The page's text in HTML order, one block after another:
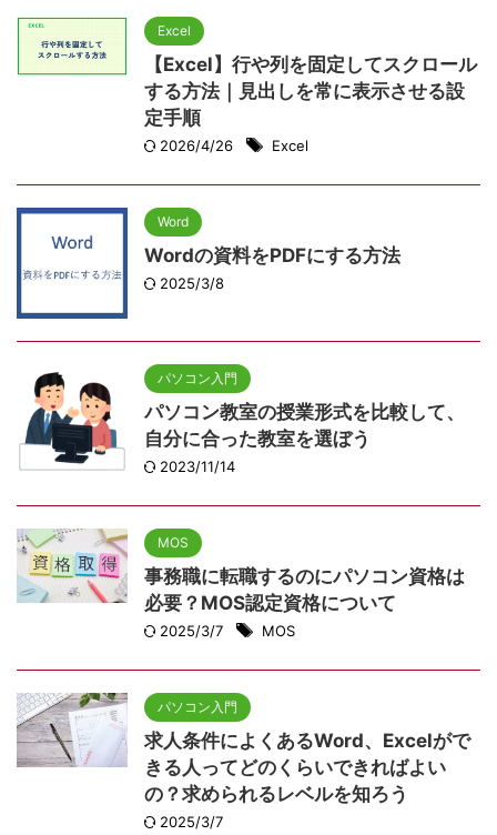
Excel
【Excel】行や列を固定してスクロール
する方法｜見出しを常に表示させる設
定手順
2026/4/26 Excel
Word
Wordの資料をPDFにする方法
2025/3/8
パソコン入門
パソコン教室の授業形式を比較して、
自分に合った教室を選ぼう
2023/11/14
MOS
事務職に転職するのにパソコン資格は
必要？MOS認定資格について
2025/3/7 MOS
パソコン入門
求人条件によくあるWord、Excelがで
きる人ってどのくらいできればよい
の？求められるレベルを知ろう
2025/3/7